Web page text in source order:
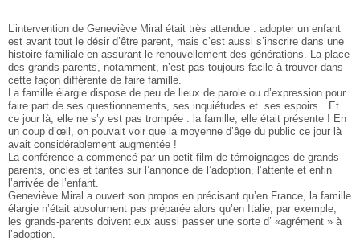
L’intervention de Geneviève Miral était très attendue : adopter un enfant
est avant tout le désir d’être parent, mais c’est aussi s’inscrire dans une
histoire familiale en assurant le renouvellement des générations. La place
des grands-parents, notamment, n’est pas toujours facile à trouver dans
cette façon différente de faire famille.
La famille élargie dispose de peu de lieux de parole ou d’expression pour
faire part de ses questionnements, ses inquiétudes et ses espoirs…Et
ce jour là, elle ne s’y est pas trompée : la famille, elle était présente ! En
un coup d’œil, on pouvait voir que la moyenne d’âge du public ce jour là
avait considérablement augmentée !
La conférence a commencé par un petit film de témoignages de grands-
parents, oncles et tantes sur l’annonce de l’adoption, l’attente et enfin
l’arrivée de l’enfant.
Geneviève Miral a ouvert son propos en précisant qu’en France, la famille
élargie n’était absolument pas préparée alors qu’en Italie, par exemple,
les grands-parents doivent eux aussi passer une sorte d’ «agrément » à
l’adoption.